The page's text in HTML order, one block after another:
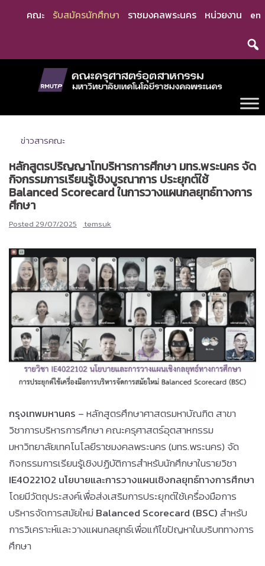
คณะ รับสมัครนักศึกษา ราชมงคลพระนคร หน่วยงาน en
ข่าวสารคณะ
หลักสูตรปริญญาโทบริหารการศึกษา มทร.พระนคร จัด
กิจกรรมการเรียนรู้เชิงบูรณาการ ประยุกต์ใช้
Balanced Scorecard ในการวางแผนกลยุทธ์ทางการ
ศึกษา
Posted 29/07/2025 temsuk
กรุงเทพมหานคร – หลักสูตรศึกษาศาสตรมหาบัณฑิต สาขา
วิชาการบริหารการศึกษา คณะครุศาสตร์อุตสาหกรรม
มหาวิทยาลัยเทคโนโลยีราชมงคลพระนคร (มทร.พระนคร) จัด
กิจกรรมการเรียนรู้เชิงปฏิบัติการสำหรับนักศึกษาในรายวิชา
IE4022102 นโยบายและการวางแผนเชิงกลยุทธ์ทางการศึกษา
โดยมีวัตถุประสงค์เพื่อส่งเสริมการประยุกต์ใช้เครื่องมือการ
บริหารจัดการสมัยใหม่ Balanced Scorecard (BSC)สำหรับ
การวิเคราะห์และวางแผนกลยุทธ์เพื่อแก้ไขปัญหาในบริบททางการ
ศึกษา